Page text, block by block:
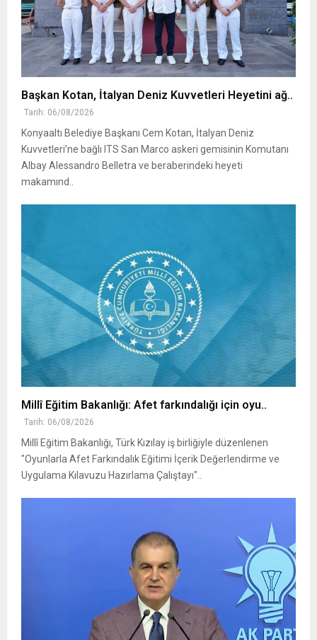
Başkan Kotan, İtalyan Deniz Kuvvetleri Heyetini ağ..
Tarih: 06/08/2026
Konyaaltı Belediye Başkanı Cem Kotan, İtalyan Deniz
Kuvvetleri’ne bağlı ITS San Marco askeri gemisinin Komutanı
Albay Alessandro Belletra ve beraberindeki heyeti
makamınd..
Millî Eğitim Bakanlığı: Afet farkındalığı için oyu..
Tarih: 06/08/2026
Millî Eğitim Bakanlığı, Türk Kızılay iş birliğiyle düzenlenen
"Oyunlarla Afet Farkındalık Eğitimi İçerik Değerlendirme ve
Uygulama Kılavuzu Hazırlama Çalıştayı"..